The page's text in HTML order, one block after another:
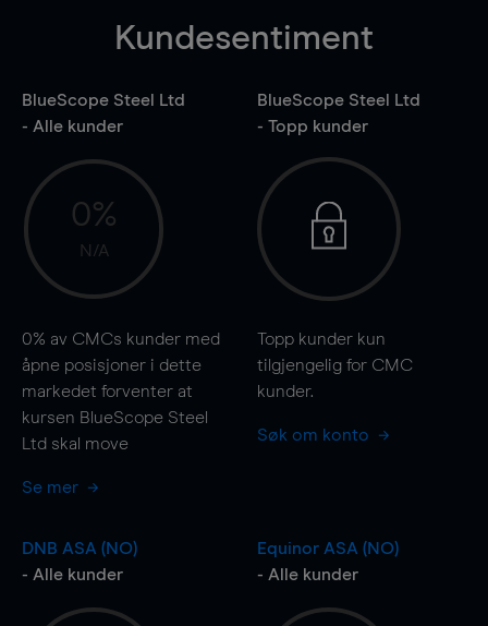
Kundesentiment
BlueScope Steel Ltd
- Alle kunder
0%
N/A
0% av CMCs kunder med
åpne posisjoner i dette
markedet forventer at
kursen BlueScope Steel
Ltd skal move
Se mer
BlueScope Steel Ltd
- Topp kunder
Topp kunder kun
tilgjengelig for CMC
kunder.
Søk om konto
DNB ASA (NO)
- Alle kunder
Equinor ASA (NO)
- Alle kunder